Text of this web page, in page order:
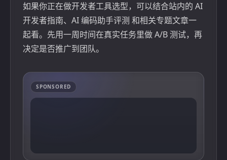
如果你正在做开发者工具选型，可以结合站内的 AI
开发者指南、 AI 编码助手评测 和相关专题文章一
起看。先用一周时间在真实任务里做 A/B 测试，再
决定是否推广到团队。
SPONSORED